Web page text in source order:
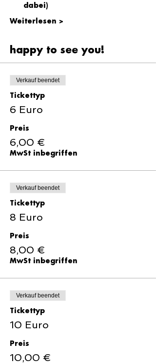
dabei)
Weiterlesen >
happy to see you!
Verkauf beendet
Tickettyp
6 Euro
Preis
6,00 €
MwSt inbegriffen
Verkauf beendet
Tickettyp
8 Euro
Preis
8,00 €
MwSt inbegriffen
Verkauf beendet
Tickettyp
10 Euro
Preis
10,00 €